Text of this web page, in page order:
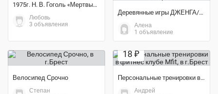
1975г. Н. В. Гоголь «Мертвые души»
Любовь
3 объявления
Деревянные игры ДЖЕНГА/КИКЕР/ЯПОНСКИЙ БИЛЬЯРД
Алена
1 объявление
Велосипед Срочно
Степан
18 ₽
Персональные тренировки в фитнес клубе Mfit
Андрей